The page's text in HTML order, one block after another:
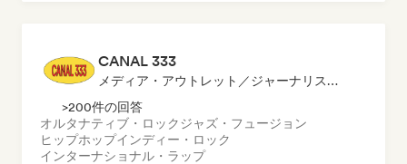
CANAL 333
メディア・アウトレット／ジャーナリスト, ソーシャルメディアインフルエンサー, サウンドエキスパート
>200件の回答
オルタナティブ・ロックジャズ・フュージョン
ヒップホップインディー・ロック
インターナショナル・ラップ